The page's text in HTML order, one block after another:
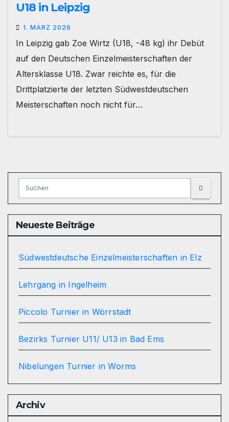
U18 in Leipzig
1. MÄRZ 2026
In Leipzig gab Zoe Wirtz (U18, -48 kg) ihr Debüt
auf den Deutschen Einzelmeisterschaften der
Altersklasse U18. Zwar reichte es, für die
Drittplatzierte der letzten Südwestdeutschen
Meisterschaften noch nicht für…
Neueste Beiträge
Südwestdeutsche Einzelmeisterschaften in Elz
Lehrgang in Ingelheim
Piccolo Turnier in Wörrstadt
Bezirks Turnier U11/ U13 in Bad Ems
Nibelungen Turnier in Worms
Archiv